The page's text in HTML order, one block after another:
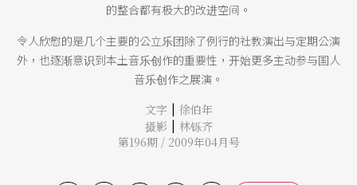
的整合都有极大的改进空间。
令人欣慰的是几个主要的公立乐团除了例行的社教演出与定期公演
外，也逐渐意识到本土音乐创作的重要性，开始更多主动参与国人
音乐创作之展演。
文字 | 徐伯年
摄影 | 林铄齐
第196期 / 2009年04月号